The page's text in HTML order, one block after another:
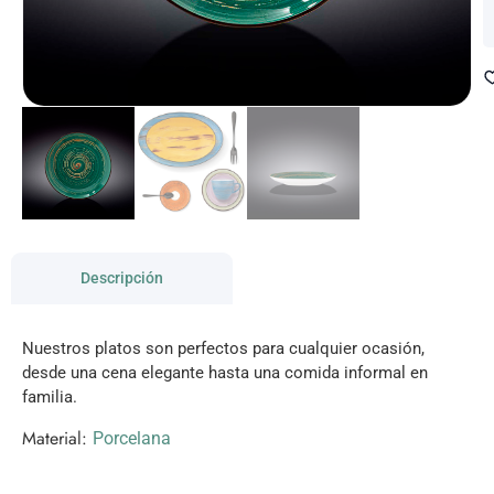
Descripción
Nuestros platos son perfectos para cualquier ocasión,
desde una cena elegante hasta una comida informal en
familia.
Material: Porcelana